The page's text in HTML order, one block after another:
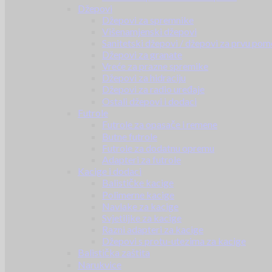
Džepovi
Džepovi za spremnike
Višenamjenski džepovi
Sanitetski džepovi / džepovi za prvu
Džepovi za granate
Vreće za prazne spremike
Džepovi za hidraciju
Džepovi za radio uređaje
Ostali džepovi i dodaci
Futrole
Futrole za opasače i remene
Butne futrole
Futrole za dodatnu opremu
Adapteri za futrole
Kacige i dodaci
Balističke kacige
Polimerne kacige
Navlake za kacige
Svjetiljke za kacige
Razni adapteri za kacige
Džepovi s protu-utezima za kacige
Balistička zaštita
Narukvice